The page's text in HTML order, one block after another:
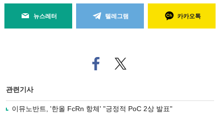
뉴스레터 텔레그램 카카오톡
페
이
로
기
트위
터로
관련기사
이뮤노반트, '한올 FcRn 항체' "긍정적 PoC 2상 발표"